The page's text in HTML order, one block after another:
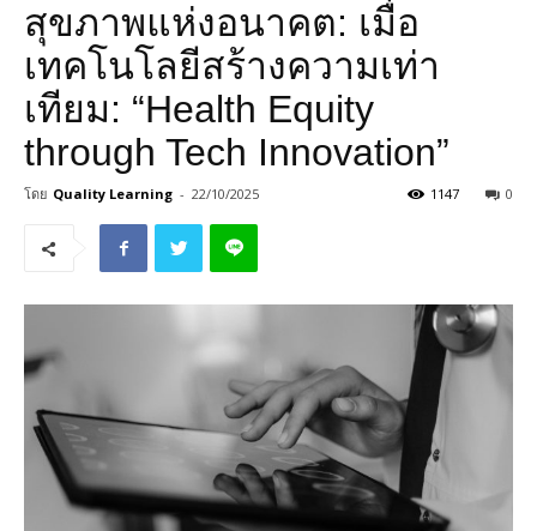
สุขภาพแห่งอนาคต: เมื่อ
เทคโนโลยีสร้างความเท่า
เทียม: “Health Equity
through Tech Innovation”
โดย Quality Learning - 22/10/2025 0
1147